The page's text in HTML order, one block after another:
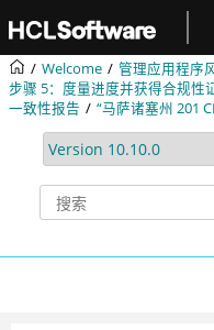
Welcome
管理应用程序
步骤 5：度量进度并获得合规性
一致性报告
“马萨诸塞州 201